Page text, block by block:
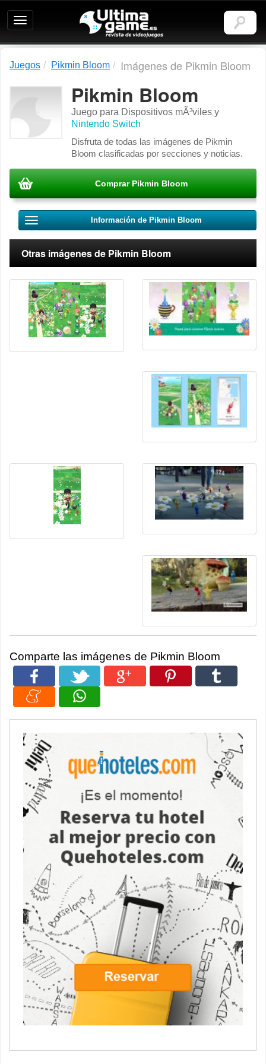
Ultimagame:
Revista
de
Juegos Pikmin Bloom Imágenes de Pikmin Bloom
Pikmin Bloom
Juego para Dispositivos mÃ³viles y
Nintendo Switch
Disfruta de todas las imágenes de Pikmin
Bloom clasificadas por secciones y noticias.
Comprar Pikmin Bloom
Información de Pikmin Bloom
Otras imágenes de Pikmin Bloom
Comparte las imágenes de Pikmin Bloom